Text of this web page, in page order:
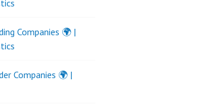
Companies 🌍 |
Companies 🌍 |